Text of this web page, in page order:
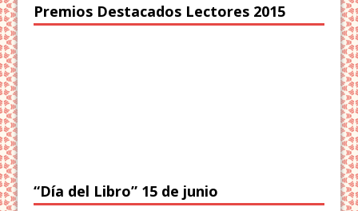
Premios Destacados Lectores 2015
“Día del Libro” 15 de junio